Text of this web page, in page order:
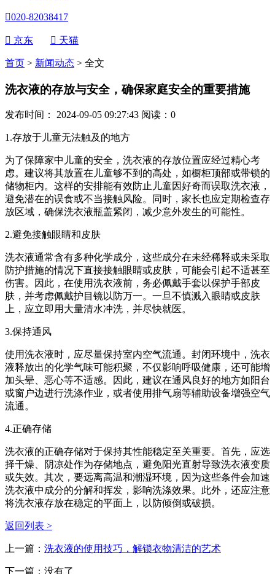
020-82038417
 京东  天猫
首页 > 新闻动态 > 全文
洗衣液的存放与安全，确保家庭安全的重要措施
发布时间： 2024-09-05 09:27:43 阅读： 0
1.存放于儿童无法触及的地方
为了保障家中儿童的安全，洗衣液的存放位置应经过精心考
虑。建议将其放置在儿童够不到的高处，如橱柜顶部或带锁的
储物柜内。这样的安排能有效防止儿童因好奇而误取洗衣液，
避免潜在的误食或不当接触风险。同时，家长也应定期检查存
放区域，确保洗衣液瓶盖紧闭，减少意外发生的可能性。
2.避免接触眼睛和皮肤
洗衣液通常含有多种化学成分，这些成分在未经稀释或未采取
防护措施的情况下直接接触眼睛或皮肤，可能会引起不适甚至
伤害。因此，在使用洗衣液前，务必佩戴手套以保护手部皮
肤，并考虑佩戴护目镜以防万一。一旦不慎溅入眼睛或皮肤
上，应立即用大量清水冲洗，并尽快就医。
3.保持通风
使用洗衣液时，应尽量保持室内空气流通。封闭环境中，洗衣
液释放出的化学气味可能积聚，不仅影响呼吸健康，还可能增
加头晕、恶心等不适感。因此，建议在通风良好的地方如阳台
或窗户边进行洗涤作业，或者使用排气扇等辅助设备增强空气
流通。
4.正确存储
洗衣液的正确存储对于保持其性能稳定至关重要。首先，应选
择干燥、阴凉处作为存储地点，避免阳光直射导致洗衣液变质
或失效。其次，要远离高温和潮湿环境，因为这些条件会加速
洗衣液中成分的分解和挥发，影响洗涤效果。此外，还应注意
将洗衣液存放在稳定的平面上，以防倾倒或破损。
返回列表 >
上一篇： 洗衣液的使用技巧，解锁衣物清洁的艺术
下一篇： 没有了